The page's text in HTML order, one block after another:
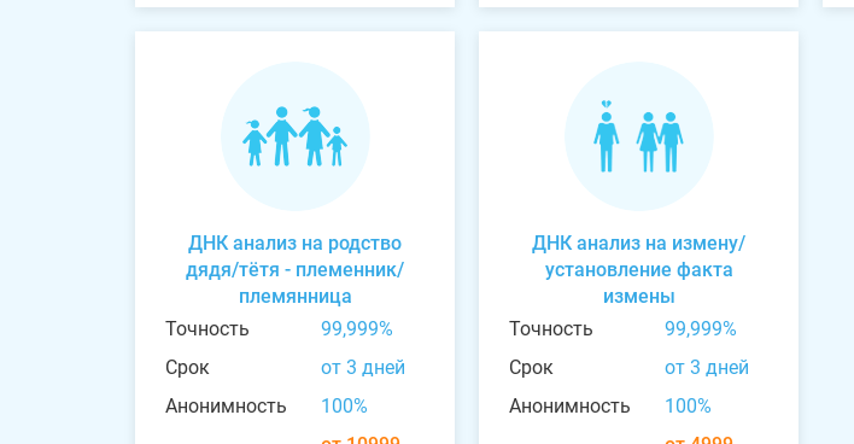
ДНК анализ на родство
дядя/тётя - племенник/
племянница
Точность
99,999%
Срок
от 3 дней
Анонимность
100%
ДНК анализ на измену/
установление факта
измены
Точность
99,999%
Срок
от 3 дней
Анонимность
100%